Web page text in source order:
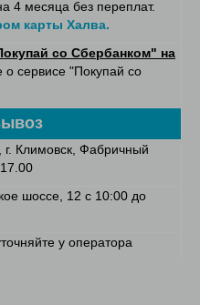
4 месяца без переплат.
карты Халва.
со Сбербанком" на
о сервисе "Покупай со
г. Климовск, Фабричный
шоссе, 12 с 10:00 до
у оператора